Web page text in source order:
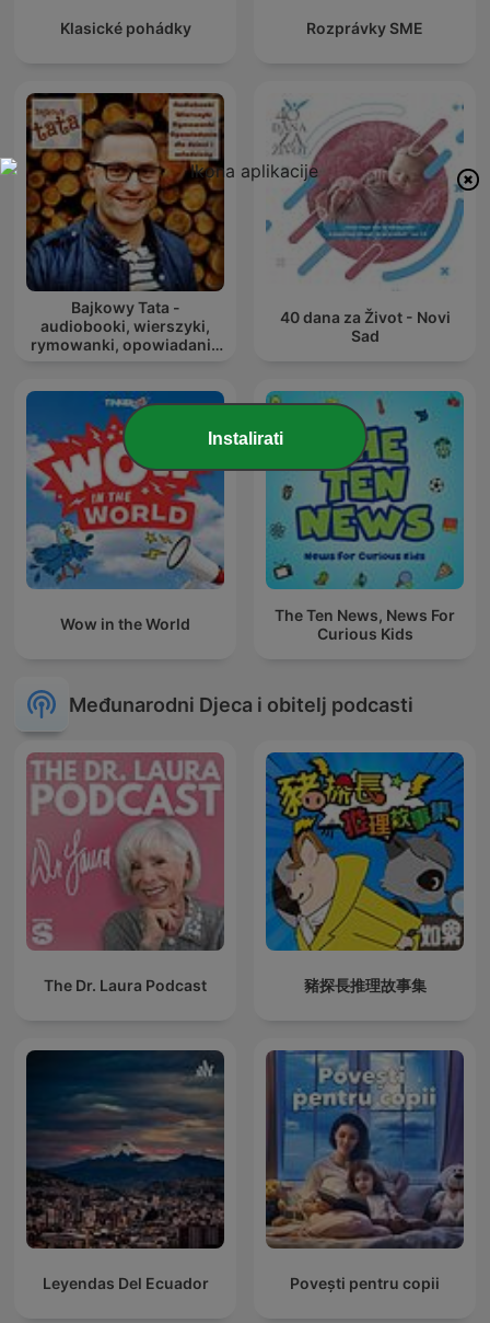
Klasické pohádky Rozprávky SME
Bajkowy Tata -
audiobooki, wierszyki,
rymowanki, opowiadania
40 dana za Život - Novi
Sad
Wow in the World
The Ten News, News For
Curious Kids
Međunarodni Djeca i obitelj podcasti
The Dr. Laura Podcast 豬探長推理故事集
Leyendas Del Ecuador Povești pentru copii
Instalirati